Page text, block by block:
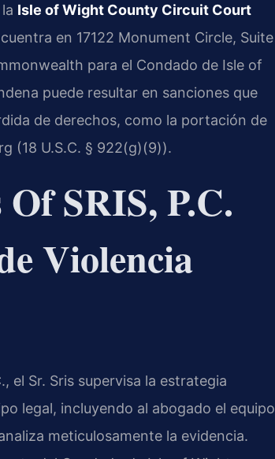
Isle of Wight County Circuit Court
en 17122 Monument Circle, Suite
para el Condado de Isle of
puede resultar en sanciones que
de derechos, como la portación de
(18 U.S.C. § 922(g)(9)).
SRIS, P.C.
Violencia
el Sr. Sris supervisa la estrategia
legal, incluyendo al abogado el equipo
meticulosamente la evidencia.